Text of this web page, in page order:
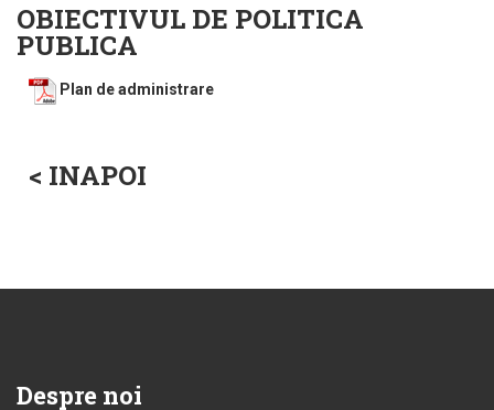
OBIECTIVUL DE POLITICA
PUBLICA
Plan de administrare
< INAPOI
Despre noi